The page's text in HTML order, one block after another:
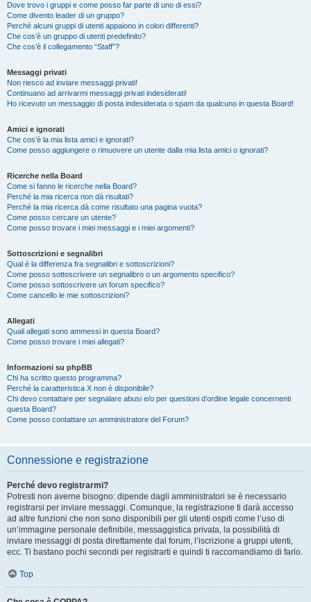
Dove trovo i gruppi e come posso far parte di uno di essi?
Come divento leader di un gruppo?
Perché alcuni gruppi di utenti appaiono in colori differenti?
Che cos’è un gruppo di utenti predefinito?
Che cos’è il collegamento “Staff”?
Messaggi privati
Non riesco ad inviare messaggi privati!
Continuano ad arrivarmi messaggi privati indesiderati!
Ho ricevuto un messaggio di posta indesiderata o spam da qualcuno in questa Board!
Amici e ignorati
Che cos’è la mia lista amici e ignorati?
Come posso aggiungere o rimuovere un utente dalla mia lista amici o ignorati?
Ricerche nella Board
Come si fanno le ricerche nella Board?
Perché la mia ricerca non dà risultati?
Perché la mia ricerca dà come risultato una pagina vuota?
Come posso cercare un utente?
Come posso trovare i miei messaggi e i miei argomenti?
Sottoscrizioni e segnalibri
Qual è la differenza fra segnalibri e sottoscrizioni?
Come posso sottoscrivere un segnalibro o un argomento specifico?
Come posso sottoscrivere un forum specifico?
Come cancello le mie sottoscrizioni?
Allegati
Quali allegati sono ammessi in questa Board?
Come posso trovare i miei allegati?
Informazioni su phpBB
Chi ha scritto questo programma?
Perché la caratteristica X non è disponibile?
Chi devo contattare per segnalare abusi e/o per questioni d’ordine legale concernenti
questa Board?
Come posso contattare un amministratore del Forum?
Connessione e registrazione
Perché devo registrarmi?
Potresti non averne bisogno: dipende dagli amministratori se è necessario
registrarsi per inviare messaggi. Comunque, la registrazione ti darà accesso
ad altre funzioni che non sono disponibili per gli utenti ospiti come l’uso di
un’immagine personale definibile, messaggistica privata, la possibilità di
inviare messaggi di posta direttamente dal forum, l’iscrizione a gruppi utenti,
ecc. Ti bastano pochi secondi per registrarti e quindi ti raccomandiamo di farlo.
Top